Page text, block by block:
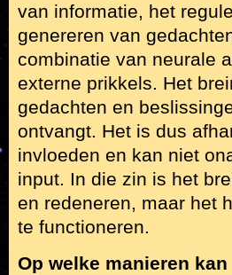
van informatie, het
genereren van
combinatie van neurale
externe prikkels. Het
gedachten en
ontvangt. Het is dus
invloeden en kan niet
input. In die zin is het
en redeneren, maar het
te functioneren.
Op welke manieren